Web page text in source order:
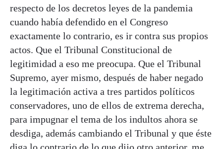
respecto de los decretos leyes de la pandemia
cuando había defendido en el Congreso
exactamente lo contrario, es ir contra sus propios
actos. Que el Tribunal Constitucional de
legitimidad a eso me preocupa. Que el Tribunal
Supremo, ayer mismo, después de haber negado
la legitimación activa a tres partidos políticos
conservadores, uno de ellos de extrema derecha,
para impugnar el tema de los indultos ahora se
desdiga, además cambiando el Tribunal y que éste
diga lo contrario de lo que dijo otro anterior, me